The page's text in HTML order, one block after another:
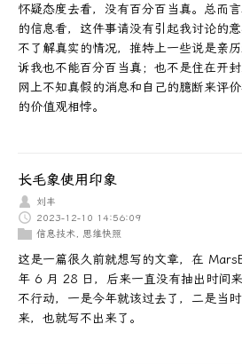
怀疑态度去看，没有百分百当真。总而
的信息看，这件事请没有引起我讨论的
不了解真实的情况，推特上一些说是亲
诉我也不能百分百当真；也不是住在开
网上不知真假的消息和自己的臆断来评
的价值观相悖。
长毛象使用印象
刘丰
2023-12-10 14:56:09
信息技术
思维快照
这是一篇很久前就想写的文章，在
年 6 月 28 日，后来一直没有抽出时间
不行动，一是今年就该过去了，二是当
来，也就写不出来了。